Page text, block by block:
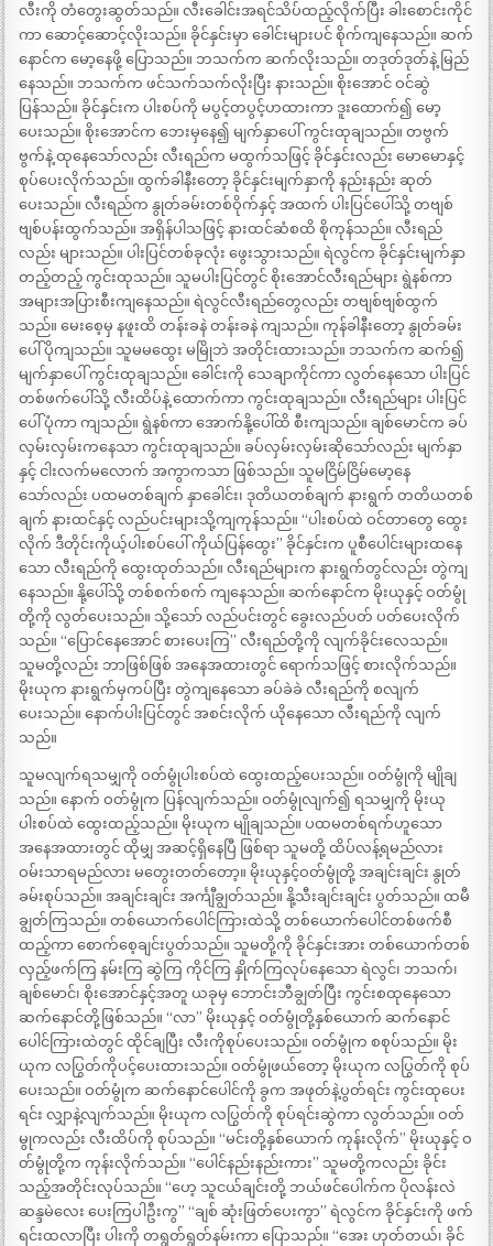
လီးကို တံတွေးဆွတ်သည်။ လီးခေါင်းအရင်သိပ်ထည့်လိုက်ပြီး ခါးစောင်းကိုင်
ကာ ဆောင့်ဆောင့်လိုးသည်။ ခိုင်နှင်းမှာ ခေါင်းများပင် စိုက်ကျနေသည်။ ဆက်
နောင်က မော့နေဖို့ ပြောသည်။ ဘသက်က ဆက်လိုးသည်။ တဒုတ်ဒုတ်နဲ့ မြည်
နေသည်။ ဘသက်က ဖင်သက်သက်လိုးပြီး နားသည်။ စိုးအောင် ဝင်ဆွဲ
ပြန်သည်။ ခိုင်နှင်းက ပါးစပ်ကို မပွင့်တပွင့်ဟထားကာ ဒူးထောက်၍ မော့
ပေးသည်။ စိုးအောင်က ဘေးမှနေ၍ မျက်နှာပေါ် ကွင်းထုချသည်။ တဗွက်
ဗွက်နဲ့ ထုနေသော်လည်း လီးရည်က မထွက်သဖြင့် ခိုင်နှင်းလည်း မောမောနှင့်
စုပ်ပေးလိုက်သည်။ ထွက်ခါနီးတော့ ခိုင်နှင်းမျက်နှာကို နည်းနည်း ဆုတ်
ပေးသည်။ လီးရည်က နွုတ်ခမ်းတစ်ဝိုက်နှင့် အထက် ပါးပြင်ပေါ်သို့ တဗျစ်
ဗျစ်ပန်းထွက်သည်။ အရှိန်ပါသဖြင့် နားထင်ဆံစထိ စိုကုန်သည်။ လီးရည်
လည်း များသည်။ ပါးပြင်တစ်ခုလုံး ဖွေးသွားသည်။ ရဲလွင်က ခိုင်နှင်းမျက်နှာ
တည့်တည့် ကွင်းထုသည်။ သူမပါးပြင်တွင် စိုးအောင်လီးရည်များ ရွဲနစ်ကာ
အများအပြားစီးကျနေသည်။ ရဲလွင်လီးရည်တွေလည်း တဗျစ်ဗျစ်ထွက်
သည်။ မေးစေ့မှ နဖူးထိ တန်းခနဲ တန်းခနဲ ကျသည်။ ကုန်ခါနီးတော့ နွုတ်ခမ်း
ပေါ် ပိုကျသည်။ သူမမထွေး မမြိုဘဲ အတိုင်းထားသည်။ ဘသက်က ဆက်၍
မျက်နှာပေါ် ကွင်းထုချသည်။ ခေါင်းကို သေချာကိုင်ကာ လွတ်နေသော ပါးပြင်
တစ်ဖက်ပေါ်သို့ လီးထိပ်နဲ့ ထောက်ကာ ကွင်းထုချသည်။ လီးရည်များ ပါးပြင်
ပေါ် ပုံကာ ကျသည်။ ရွဲနစ်ကာ အောက်နို့ပေါ်ထိ စီးကျသည်။ ချစ်မောင်က ခပ်
လှမ်းလှမ်းကနေသာ ကွင်းထုချသည်။ ခပ်လှမ်းလှမ်းဆိုသော်လည်း မျက်နှာ
နှင့် ငါးလက်မလောက် အကွာကသာ ဖြစ်သည်။ သူမငြိမ်ငြိမ်မော့နေ
သော်လည်း ပထမတစ်ချက် နှာခေါင်း၊ ဒုတိယတစ်ချက် နားရွက် တတိယတစ်
ချက် နားထင်နှင့် လည်ပင်းများသို့ကျကုန်သည်။ “ပါးစပ်ထဲ ဝင်တာတွေ ထွေး
လိုက် ဒီတိုင်းကိုယ့်ပါးစပ်ပေါ် ကိုယ်ပြန်ထွေး” ခိုင်နှင်းက ပူစီပေါင်းများထနေ
သော လီးရည်ကို ထွေးထုတ်သည်။ လီးရည်များက နားရွက်တွင်လည်း တွဲကျ
နေသည်။ နို့ပေါ်သို့ တစ်စက်စက် ကျနေသည်။ ဆက်နောင်က မိုးယုနှင့် ဝတ်မွုံ
တို့ကို လွတ်ပေးသည်။ သို့သော် လည်ပင်းတွင် ခွေးလည်ပတ် ပတ်ပေးလိုက်
သည်။ “ပြောင်နေအောင် စားပေးကြ” လီးရည်တို့ကို လျက်ခိုင်းလေသည်။
သူမတို့လည်း ဘာဖြစ်ဖြစ် အနေအထားတွင် ရောက်သဖြင့် စားလိုက်သည်။
မိုးယုက နားရွက်မှကပ်ပြီး တွဲကျနေသော ခပ်ခဲခဲ လီးရည်ကို စလျက်
ပေးသည်။ နောက်ပါးပြင်တွင် အစင်းလိုက် ယိုနေသော လီးရည်ကို လျက်
သည်။
သူမလျက်ရသမျှကို ဝတ်မွုံပါးစပ်ထဲ ထွေးထည့်ပေးသည်။ ဝတ်မွုံကို မျိုချ
သည်။ နောက် ဝတ်မွုံက ပြန်လျက်သည်။ ဝတ်မွုံလျက်၍ ရသမျှကို မိုးယု
ပါးစပ်ထဲ ထွေးထည့်သည်။ မိုးယုက မျိုချသည်။ ပထမတစ်ရက်ဟူသော
အနေအထားတွင် ထိုမျှ အဆင့်ရှိနေပြီ ဖြစ်ရာ သူမတို့ ထိပ်လန့်ရမည်လား
ဝမ်းသာရမည်လား မတွေးတတ်တော့။ မိုးယုနှင့်ဝတ်မွုံတို့ အချင်းချင်း နွုတ်
ခမ်းစုပ်သည်။ အချင်းချင်း အင်္ကျီချွတ်သည်။ နို့သီးချင်းချင်း ပွတ်သည်။ ထမီ
ချွတ်ကြသည်။ တစ်ယောက်ပေါင်ကြားထဲသို့ တစ်ယောက်ပေါင်တစ်ဖက်စီ
ထည့်ကာ စောက်စေ့ချင်းပွတ်သည်။ သူမတို့ကို ခိုင်နှင်းအား တစ်ယောက်တစ်
လှည့်ဖက်ကြ နမ်းကြ ဆွဲကြ ကိုင်ကြ နှိုက်ကြလုပ်နေသော ရဲလွင်၊ ဘသက်၊
ချစ်မောင်၊ စိုးအောင်နှင့်အတူ ယခုမှ ဘောင်းဘီချွတ်ပြီး ကွင်းစထုနေသော
ဆက်နောင်တို့ဖြစ်သည်။ “လာ” မိုးယုနှင့် ဝတ်မွုံတို့နှစ်ယောက် ဆက်နောင်
ပေါင်ကြားထဲတွင် ထိုင်ချပြီး လီးကိုစုပ်ပေးသည်။ ဝတ်မွုံက စစုပ်သည်။ မိုး
ယုက လပြွတ်ကိုပင့်ပေးထားသည်။ ဝတ်မွုံဖယ်တော့ မိုးယုက လပြွတ်ကို စုပ်
ပေးသည်။ ဝတ်မွုံက ဆက်နောင်ပေါင်ကို ခွက အဖုတ်နဲ့ပွတ်ရင်း ကွင်းထုပေး
ရင်း လျှာနဲ့လျက်သည်။ မိုးယုက လပြွတ်ကို စုပ်ရင်းဆွဲကာ လွတ်သည်။ ဝတ်
မွုကလည်း လီးထိပ်ကို စုပ်သည်။ “မင်းတို့နှစ်ယောက် ကုန်းလိုက်” မိုးယုနှင့် ဝ
တ်မွုံတို့က ကုန်းလိုက်သည်။ “ပေါင်နည်းနည်းကား” သူမတို့ကလည်း ခိုင်း
သည့်အတိုင်းလုပ်သည်။ “ဟေ့ သူငယ်ချင်းတို့ ဘယ်ဖင်ပေါက်က ပိုလန်းလဲ
ဆန္ဒမဲလေး ပေးကြပါဦးကွ” “ချစ် ဆုံးဖြတ်ပေးကွာ” ရဲလွင်က ခိုင်နှင်းကို ဖက်
ရင်းထလာပြီး ပါးကို တရွတ်ရွတ်နမ်းကာ ပြောသည်။ “အေး ဟုတ်တယ်၊ ခိုင်